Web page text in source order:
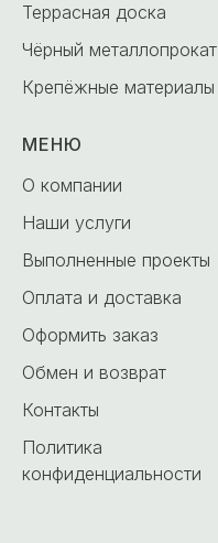
Террасная доска
Чёрный металлопрокат
Крепёжные материалы
МЕНЮ
О компании
Наши услуги
Выполненные проекты
Оплата и доставка
Оформить заказ
Обмен и возврат
Контакты
Политика
конфиденциальности